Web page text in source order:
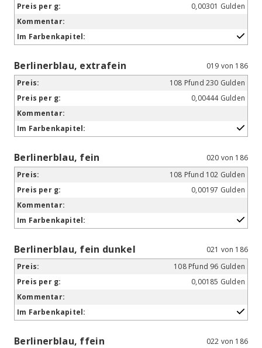
0,00301 Gulden
Berlinerblau, extrafein
019 von 186
108 Pfund 230 Gulden
0,00444 Gulden
Berlinerblau, fein
020 von 186
108 Pfund 102 Gulden
0,00197 Gulden
Berlinerblau, fein dunkel
021 von 186
108 Pfund 96 Gulden
0,00185 Gulden
Berlinerblau, ffein
022 von 186